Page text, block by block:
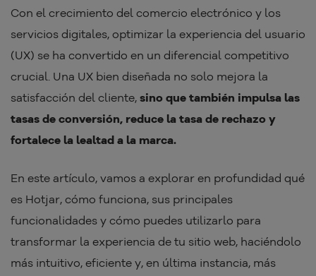
Con el crecimiento del comercio electrónico y los
servicios digitales, optimizar la experiencia del usuario
(UX) se ha convertido en un diferencial competitivo
crucial. Una UX bien diseñada no solo mejora la
satisfacción del cliente, sino que también impulsa las
tasas de conversión, reduce la tasa de rechazo y
fortalece la lealtad a la marca.
En este artículo, vamos a explorar en profundidad qué
es Hotjar, cómo funciona, sus principales
funcionalidades y cómo puedes utilizarlo para
transformar la experiencia de tu sitio web, haciéndolo
más intuitivo, eficiente y, en última instancia, más